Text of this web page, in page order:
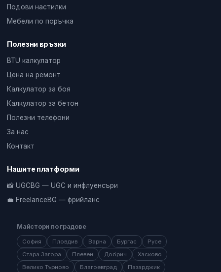
Подови настилки
Мебели по поръчка
Полезни връзки
BTU калкулатор
Цена на ремонт
Калкулатор за боя
Калкулатор за бетон
Полезни телефони
За нас
Контакт
Нашите платформи
📸 UGCBG — UGC и инфлуенсъри
💼 FreelanceBG — фрийланс
Майстори по градове
София Пловдив Варна Бургас
Русе
Стара Загора
Плевен Добрич
Хасково
Велико Търново
Благоевград Пазарджик